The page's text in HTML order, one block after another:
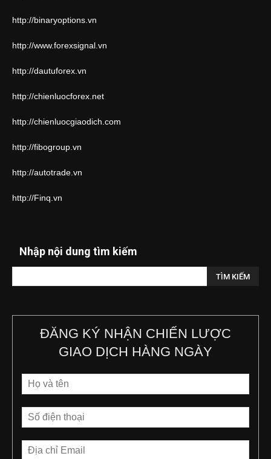
http://binaryoptions.vn
http://www.forexsignal.vn
http://dautuforex.vn
http://chienluocforex.net
http://chienluocgiaodich.com
http://fibogroup.vn
http://autotrade.vn
http://Finq.vn
Nhập nội dung tìm kiếm
ĐĂNG KÝ NHẬN CHIẾN LƯỢC
GIAO DỊCH HÀNG NGÀY